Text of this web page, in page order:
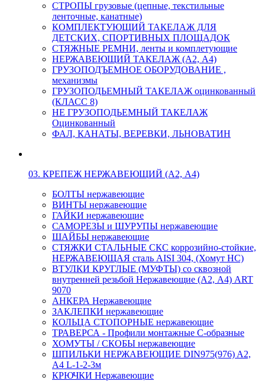
СТРОПЫ грузовые (цепные, текстильные
ленточные, канатные)
КОМПЛЕКТУЮЩИЙ ТАКЕЛАЖ ДЛЯ
ДЕТСКИХ, СПОРТИВНЫХ ПЛОЩАДОК
СТЯЖНЫЕ РЕМНИ, ленты и комплетующие
НЕРЖАВЕЮЩИЙ ТАКЕЛАЖ (А2, А4)
ГРУЗОПОДЪЕМНОЕ ОБОРУДОВАНИЕ ,
механизмы
ГРУЗОПОДЬЕМНЫЙ ТАКЕЛАЖ оцинкованный
(КЛАСС 8)
НЕ ГРУЗОПОДЬЕМНЫЙ ТАКЕЛАЖ
Оцинкованный
ФАЛ, КАНАТЫ, ВЕРЕВКИ, ЛЬНОВАТИН
03. КРЕПЕЖ НЕРЖАВЕЮЩИЙ (А2, А4)
БОЛТЫ нержавеющие
ВИНТЫ нержавеющие
ГАЙКИ нержавеющие
САМОРЕЗЫ и ШУРУПЫ нержавеющие
ШАЙБЫ нержавеющие
СТЯЖКИ СТАЛЬНЫЕ СКС коррозийно-стойкие,
НЕРЖАВЕЮЩАЯ сталь AISI 304, (Хомут НС)
ВТУЛКИ КРУГЛЫЕ (МУФТЫ) со сквозной
внутренней резьбой Нержавеющие (А2, А4) ART
9070
АНКЕРА Нержавеющие
ЗАКЛЕПКИ нержавеющие
КОЛЬЦА СТОПОРНЫЕ нержавеющие
ТРАВЕРСА - Профили монтажные С-образные
ХОМУТЫ / СКОБЫ нержавеющие
ШПИЛЬКИ НЕРЖАВЕЮЩИЕ DIN975(976) A2,
А4 L-1-2-3м
КРЮЧКИ Нержавеющие